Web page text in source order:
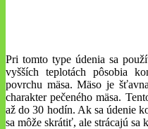
Pri tomto type údenia sa
vyšších teplotách pôsobia
povrchu mäsa. Mäso je
charakter pečeného mäsa.
až do 30 hodín. Ak sa údenie
sa môže skrátiť, ale strácajú sa